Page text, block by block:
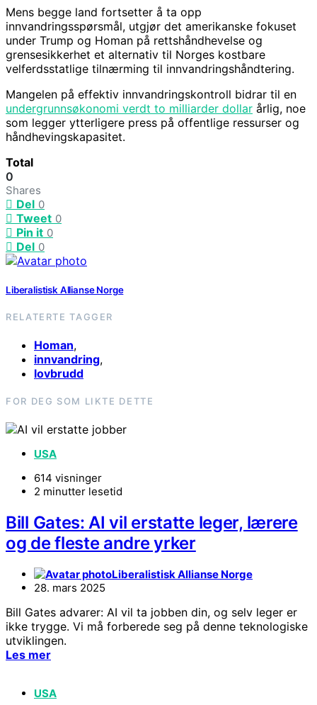
Mens begge land fortsetter å ta opp
innvandringsspørsmål, utgjør det amerikanske fokuset
under Trump og Homan på rettshåndhevelse og
grensesikkerhet et alternativ til Norges kostbare
velferdsstatlige tilnærming til innvandringshåndtering.
Mangelen på effektiv innvandringskontroll bidrar til en
undergrunnsøkonomi verdt to milliarder dollar årlig, noe
som legger ytterligere press på offentlige ressurser og
håndhevingskapasitet.
Total
0
Shares
Del 0
Tweet 0
Pin it 0
Del 0
Liberalistisk Allianse Norge
RELATERTE TAGGER
Homan,
innvandring,
lovbrudd
FOR DEG SOM LIKTE DETTE
USA
614 visninger
2 minutter lesetid
Bill Gates: AI vil erstatte leger, lærere
og de fleste andre yrker
Liberalistisk Allianse Norge
28. mars 2025
Bill Gates advarer: AI vil ta jobben din, og selv leger er
ikke trygge. Vi må forberede seg på denne teknologiske
utviklingen.
Les mer
USA